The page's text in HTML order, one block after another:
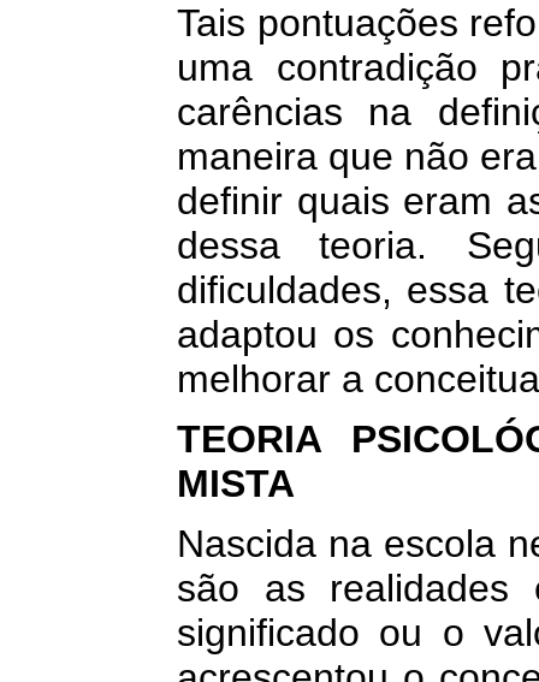
Tais pontuações
uma contradição
carências na
maneira que não
definir quais eram
dessa teoria.
dificuldades, essa
adaptou os
melhorar a
TEORIA
MISTA
Nascida na escola
são as realidades
significado ou o